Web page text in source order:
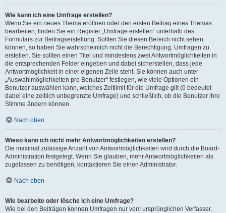
Wie kann ich eine Umfrage erstellen?
Wenn Sie ein neues Thema eröffnen oder den ersten Beitrag eines Themas
bearbeiten, finden Sie ein Register „Umfrage erstellen“ unterhalb des
Formulars zur Beitragserstellung. Sollten Sie diesen Bereich nicht sehen
können, so haben Sie wahrscheinlich nicht die Berechtigung, Umfragen zu
erstellen. Sie sollten einen Titel und mindestens zwei Antwortmöglichkeiten in
die entsprechenden Felder eingeben und dabei sicherstellen, dass jede
Antwortmöglichkeit in einer eigenen Zeile steht. Sie können auch unter
„Auswahlmöglichkeiten pro Benutzer“ festlegen, wie viele Optionen ein
Benutzer auswählen kann, welches Zeitlimit für die Umfrage gilt (0 bedeutet
dabei eine zeitlich unbegrenzte Umfrage) und schließlich, ob die Benutzer ihre
Stimme ändern können.
Nach oben
Wieso kann ich nicht mehr Antwortmöglichkeiten erstellen?
Die maximal zulässige Anzahl von Antwortmöglichkeiten wird durch die Board-
Administration festgelegt. Wenn Sie glauben, mehr Antwortmöglichkeiten als
zugelassen zu benötigen, kontaktieren Sie einen Administrator.
Nach oben
Wie bearbeite oder lösche ich eine Umfrage?
Wie bei den Beiträgen können Umfragen nur vom ursprünglichen Verfasser,